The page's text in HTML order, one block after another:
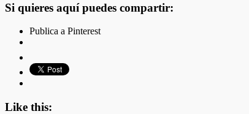
Si quieres aquí puedes compartir:
Publica a Pinterest
Like this: